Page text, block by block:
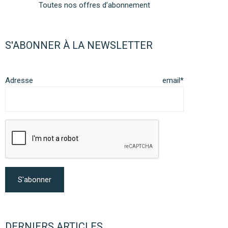
Toutes nos offres d’abonnement
S'ABONNER À LA NEWSLETTER
Adresse email*